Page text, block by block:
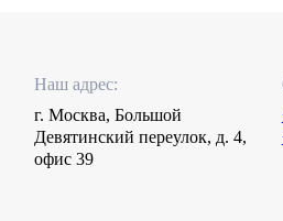
Наш адрес:
г. Москва, Большой
Девятинский переулок, д. 4,
офис 39